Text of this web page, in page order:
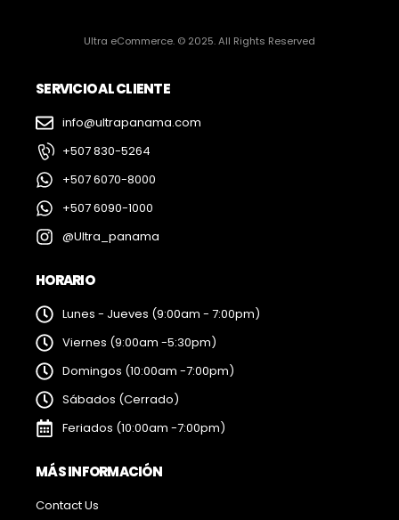
Ultra eCommerce. © 2025. All Rights Reserved
SERVICIO AL CLIENTE
info@ultrapanama.com
+507 830-5264
+507 6070-8000
+507 6090-1000
@Ultra_panama
HORARIO
Lunes - Jueves (9:00am - 7:00pm)
Viernes (9:00am -5:30pm)
Domingos (10:00am -7:00pm)
Sábados (Cerrado)
Feriados (10:00am -7:00pm)
MÁS INFORMACIÓN
Contact Us